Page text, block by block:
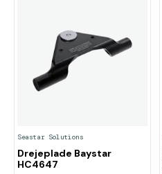
Seastar Solutions
Drejeplade Baystar
HC4647